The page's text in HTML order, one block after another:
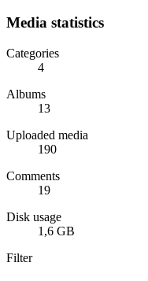
Media statistics
Categories
4
Albums
13
Uploaded media
190
Comments
19
Disk usage
1,6 GB
Filter